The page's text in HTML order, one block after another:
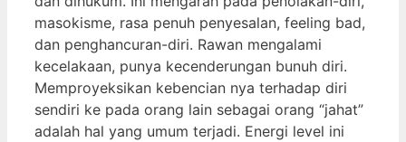
masokisme, rasa penuh penyesalan, feeling bad,
dan penghancuran-diri. Rawan mengalami
kecelakaan, punya kecenderungan bunuh diri.
Memproyeksikan kebencian nya terhadap diri
sendiri ke pada orang lain sebagai orang “jahat”
adalah hal yang umum terjadi. Energi level ini